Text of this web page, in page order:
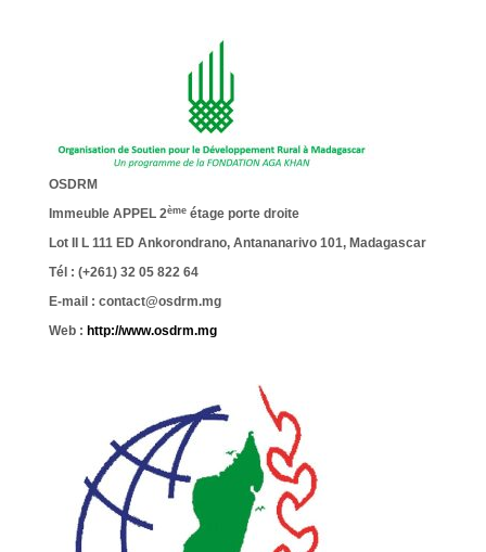
OSDRM
Immeuble APPEL 2ème étage porte droite
Lot II L 111 ED Ankorondrano, Antananarivo 101, Madagascar
Tél : (+261) 32 05 822 64
E-mail : contact@osdrm.mg
Web : http://www.osdrm.mg